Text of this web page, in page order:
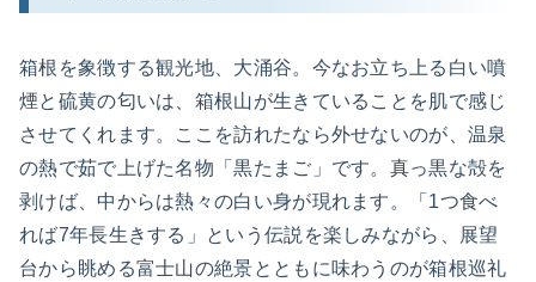
箱根を象徴する観光地、大涌谷。今なお立ち上る白い噴
煙と硫黄の匂いは、箱根山が生きていることを肌で感じ
させてくれます。ここを訪れたなら外せないのが、温泉
の熱で茹で上げた名物「黒たまご」です。真っ黒な殻を
剥けば、中からは熱々の白い身が現れます。「1つ食べ
れば7年長生きする」という伝説を楽しみながら、展望
台から眺める富士山の絶景とともに味わうのが箱根巡礼